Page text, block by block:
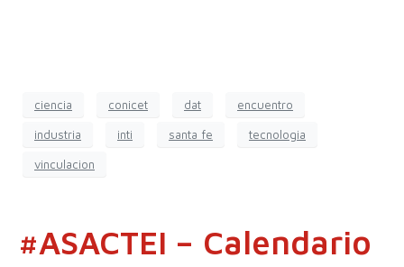
ciencia conicet dat encuentro
industria inti santa fe tecnologia
vinculacion
#ASACTEI – Calendario